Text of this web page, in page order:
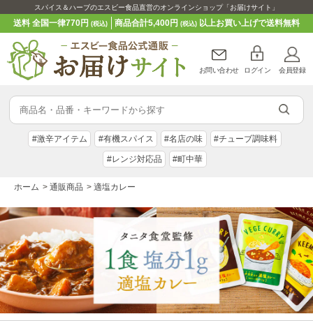
スパイス＆ハーブのエスビー食品直営のオンラインショップ「お届けサイト」
送料 全国一律770円(税込) 商品合計5,400円 (税込)以上お買い上げで送料無料
お問い合わせ ログイン 会員登録
#激辛アイテム #有機スパイス #名店の味 #チューブ調味料
#レンジ対応品 #町中華
ホーム > 通販商品 > 適塩カレー